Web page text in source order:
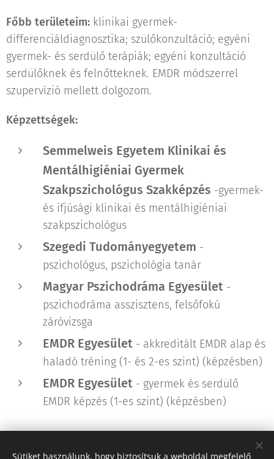
Főbb területeim: klinikai gyermek-
differenciáldiagnosztika; szülőkonzultáció; egyéni
gyermek- és serdülő terápiák; egyéni konzultáció
serdülőknek és felnőtteknek. EMDR módszerrel
szupervízió mellett dolgozom.
Képzettségek:
Semmelweis Egyetem Klinikai és
Mentálhigiéniai Gyermek
Szakpszichológus Szakképzés -gyermek-
és ifjúsági klinikai és mentálhigiéniai
szakpszichológus
Szegedi Tudományegyetem -
pszichológus, pszichológia tanár
Magyar Pszichodráma Egyesület -
pszichodráma asszisztens, felsőfokú
záróvizsga
EMDR Egyesület - akkreditált EMDR alap és
haladó tréning (1- és 2-es szint) (képzésben)
EMDR Egyesület - gyermek és serdülő
EMDR képzés (1-es szint) (képzésben)
Sütiket használunk, hogy biztosítsuk a weboldal megfelelő